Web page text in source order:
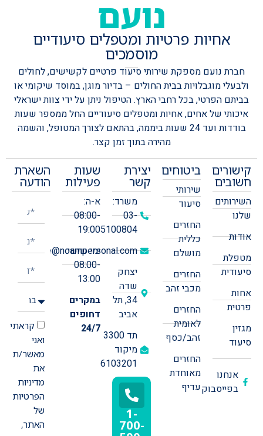
נועם
אחיות פרטיות ומטפלים סיעודיים
מוסמכים
חברת נועם מספקת שירותי סיעוד פרטיים לקשישים, לחולים
ולבעלי מוגבלויות בבית החולים – בדיור מוגן, במוסד שיקומי או
בביתם הפרטי, בכל רחבי הארץ.הטיפול ניתן על ידי צוות ישראלי
איכותי של אחים, אחיות ומטפלים סיעודיים החל ממספר שעות
בודדות ועד 24 שעות ביממה, בהתאם לצורך המטופל, והשמה
מהירה בתוך זמן קצר.
קישורים
חשובים
השירותים
שלנו
אודות
מטפלת
סיעודית
אחות
פרטית
מגזין
סיעוד
אנחנו
בפייסבוק
ביטוחים
שירותי
סיעוד
החזרים
כללית
מושלם
החזרים
מכבי זהב
החזרים
לאומית
זהב/כסף
החזרים
מאוחדת
עדיף
יצירת
קשר
משרד:
03-
5100804
office@noampersonal.com
יצחק
שדה
34, תל
אביב
תד 3300
מיקוד
6103201
1-
700-
שעות
פעילות
א-ה:
08:00-
19:00
ימי שישי:
08:00-
13:00
במקרים
דחופים
24/7
השארת
הודעה
קראתי
ואני
מאשר/ת
את
מדיניות
הפרטיות
של
האתר,